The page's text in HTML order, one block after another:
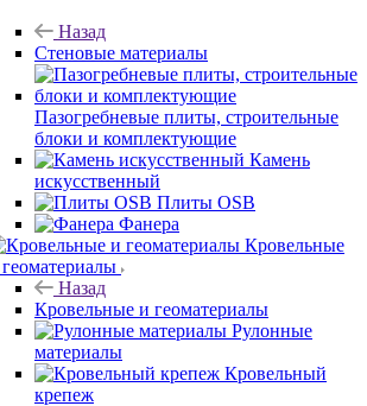
Назад
Стеновые материалы
Пазогребневые плиты, строительные
блоки и комплектующие
Камень
искусственный
Плиты OSB
Фанера
Кровельные
Назад
Кровельные и геоматериалы
Рулонные
материалы
Кровельный
крепеж